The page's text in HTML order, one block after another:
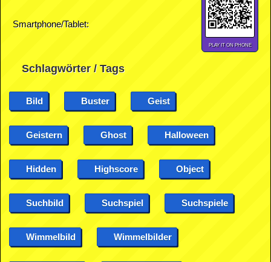
Smartphone/Tablet:
PLAY IT ON PHONE
Schlagwörter / Tags
Bild Buster Geist
Geistern Ghost Halloween
Hidden Highscore Object
Suchbild Suchspiel Suchspiele
Wimmelbild Wimmelbilder